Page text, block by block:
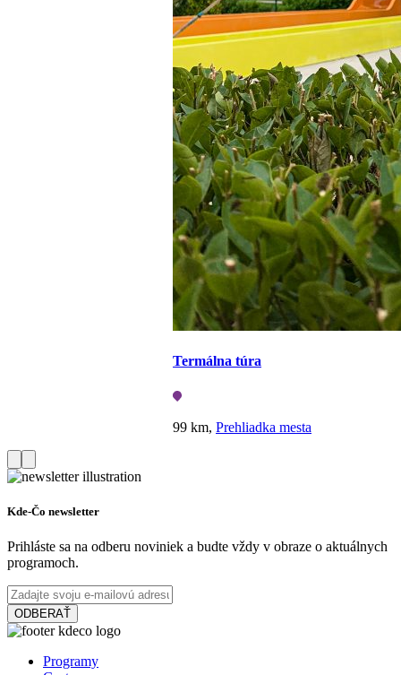
Termálna túra
99 km,Prehliadka mesta
Kde-Čo newsletter
Prihláste sa na odberu noviniek a budte vždy v obraze o aktuálnych
programoch.
ODBERAŤ
Programy